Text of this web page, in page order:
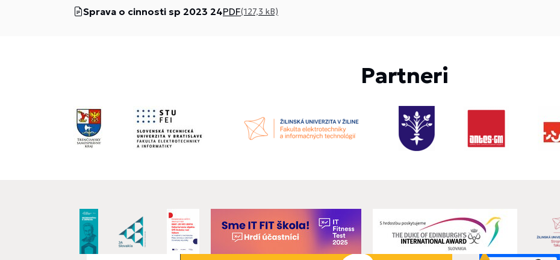
Sprava o cinnosti sp 2023 24PDF(127,3 kB)
Partneri